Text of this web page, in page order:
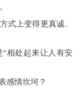
式上变得更真诚、
相处起来让人有安
感情坎坷？